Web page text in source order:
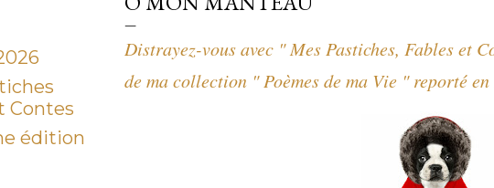
Contes
édition
Distrayez-vous avec " Mes Pastiches, Fables et
de ma collection " Poèmes de ma Vie " reporté